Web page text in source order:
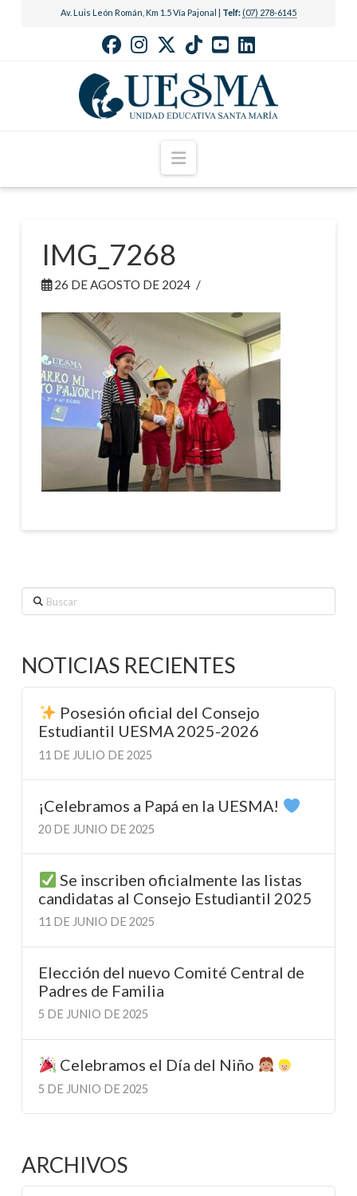
Av. Luis León Román, Km 1.5 Vía Pajonal | Telf: (07) 278-6145
Navigation
IMG_7268
26 DE AGOSTO DE 2024
Buscar
NOTICIAS RECIENTES
Posesión oficial del Consejo
Estudiantil UESMA 2025-2026
11 DE JULIO DE 2025
¡Celebramos a Papá en la UESMA!
20 DE JUNIO DE 2025
Se inscriben oficialmente las listas
candidatas al Consejo Estudiantil 2025
11 DE JUNIO DE 2025
Elección del nuevo Comité Central de
Padres de Familia
5 DE JUNIO DE 2025
Celebramos el Día del Niño
5 DE JUNIO DE 2025
ARCHIVOS